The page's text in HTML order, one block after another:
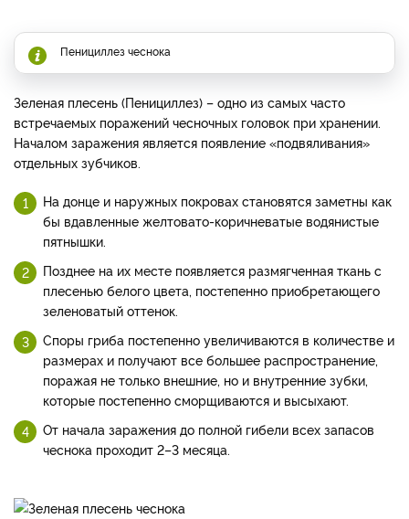
Пенициллез чеснока
Зеленая плесень (Пенициллез) – одно из самых часто
встречаемых поражений чесночных головок при хранении.
Началом заражения является появление «подвяливания»
отдельных зубчиков.
На донце и наружных покровах становятся заметны как
бы вдавленные желтовато-коричневатые водянистые
пятнышки.
Позднее на их месте появляется размягченная ткань с
плесенью белого цвета, постепенно приобретающего
зеленоватый оттенок.
Споры гриба постепенно увеличиваются в количестве и
размерах и получают все большее распространение,
поражая не только внешние, но и внутренние зубки,
которые постепенно сморщиваются и высыхают.
От начала заражения до полной гибели всех запасов
чеснока проходит 2–3 месяца.